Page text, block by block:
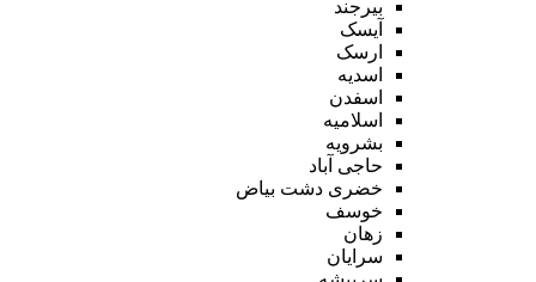
بیرجند
آیسک
ارسک
اسدیه
اسفدن
اسلامیه
بشرویه
حاجی آباد
خضری دشت بیاض
خوسف
زهان
سرایان